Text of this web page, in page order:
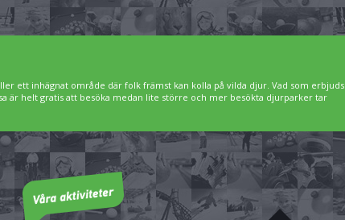
ett inhägnat område där folk främst kan kolla på vilda djur. Vad som erbjuds
är helt gratis att besöka medan lite större och mer besökta djurparker tar